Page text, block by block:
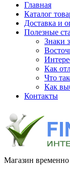
Главная
Каталог
Доставка и
Полезные
Знаки
Как
Что
Как
Контакты
Магазин временно